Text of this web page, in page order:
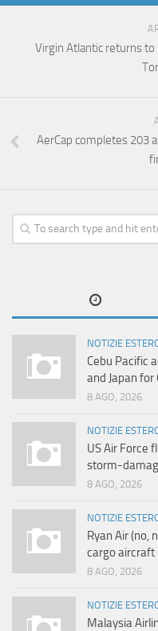
Virgin Atlantic returns to
AerCap completes 203
NOTIZIE
Cebu Pacific
and Japan for
8 AGO, 2026
NOTIZIE
US Air Force
storm-
8 AGO, 2026
NOTIZIE
Ryan Air (no,
cargo aircraft
8 AGO, 2026
NOTIZIE
Malaysia